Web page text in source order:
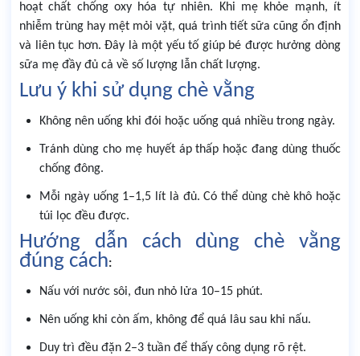
hoạt chất chống oxy hóa tự nhiên. Khi mẹ khỏe mạnh, ít
nhiễm trùng hay mệt mỏi vặt, quá trình tiết sữa cũng ổn định
và liên tục hơn. Đây là một yếu tố giúp bé được hưởng dòng
sữa mẹ đầy đủ cả về số lượng lẫn chất lượng.
Lưu ý khi sử dụng chè vằng
Không nên uống khi đói hoặc uống quá nhiều trong ngày.
Tránh dùng cho mẹ huyết áp thấp hoặc đang dùng thuốc
chống đông.
Mỗi ngày uống 1–1,5 lít là đủ. Có thể dùng chè khô hoặc
túi lọc đều được.
Hướng dẫn cách dùng chè vằng
đúng cách:
Nấu với nước sôi, đun nhỏ lửa 10–15 phút.
Nên uống khi còn ấm, không để quá lâu sau khi nấu.
Duy trì đều đặn 2–3 tuần để thấy công dụng rõ rệt.